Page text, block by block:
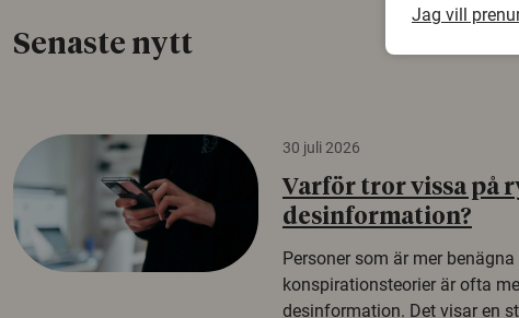
Senaste nytt
30 juli 2026
Varför tror vissa på
desinformation?
Personer som är mer
konspirationsteorier är ofta
desinformation. Det visar en
Jag vill